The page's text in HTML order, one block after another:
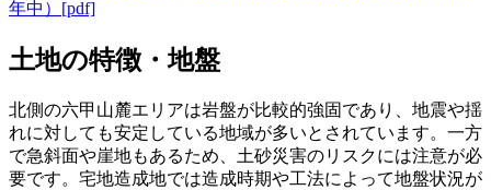
年中）[pdf]
土地の特徴・地盤
北側の六甲山麓エリアは岩盤が比較的強固であり、地震や揺
れに対しても安定している地域が多いとされています。一方
で急斜面や崖地もあるため、土砂災害のリスクには注意が必
要です。宅地造成地では造成時期や工法によって地盤状況が